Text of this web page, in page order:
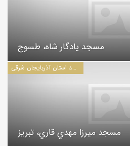
مسجد يادگار شاه، طسوج
مساجد استان آذربايجان شرقی
مسجد ميرزا مهدي قاري، تبريز